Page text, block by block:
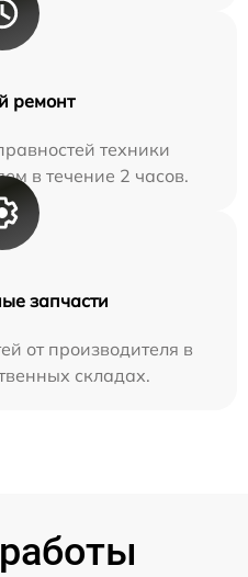
ремонт
техники
в течение 2 часов.
запчасти
от производителя в
складах.